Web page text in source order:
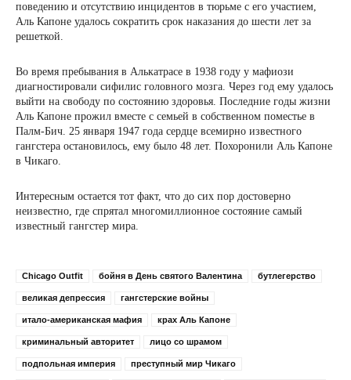
поведению и отсутствию инцидентов в тюрьме с его участием,
Аль Капоне удалось сократить срок наказания до шести лет за
решеткой.
Во время пребывания в Алькатрасе в 1938 году у мафиози
диагностировали сифилис головного мозга. Через год ему удалось
выйти на свободу по состоянию здоровья. Последние годы жизни
Аль Капоне прожил вместе с семьей в собственном поместье в
Палм-Бич. 25 января 1947 года сердце всемирно известного
гангстера остановилось, ему было 48 лет. Похоронили Аль Капоне
в Чикаго.
Интересным остается тот факт, что до сих пор достоверно
неизвестно, где спрятал многомиллионное состояние самый
известный гангстер мира.
Chicago Outfit бойня в День святого Валентина бутлегерство
великая депрессия гангстерские войны
итало-американская мафия крах Аль Капоне
криминальный авторитет лицо со шрамом
подпольная империя преступный мир Чикаго